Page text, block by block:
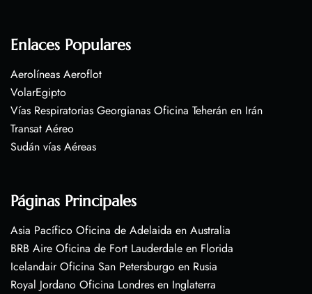
Enlaces Populares
Aerolíneas Aeroflot
VolarEgipto
Vías Respiratorias Georgianas Oficina Teherán en Irán
Transat Aéreo
Sudán vías Aéreas
Páginas Principales
Asia Pacífico Oficina de Adelaida en Australia
BRB Aire Oficina de Fort Lauderdale en Florida
Icelandair Oficina San Petersburgo en Rusia
Royal Jordano Oficina Londres en Inglaterra